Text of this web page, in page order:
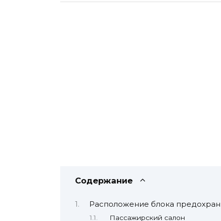
Содержание
Расположение блока
Пассажирский салон